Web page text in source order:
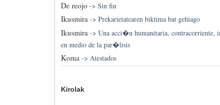
De reojo-> Sin fin
Ikusmira-> Prekarietatearen biktima bat gehiago
Ikusmira-> Una acci�n humanitaria,
en medio de la par�lisis
Koma-> Atestados
Kirolak